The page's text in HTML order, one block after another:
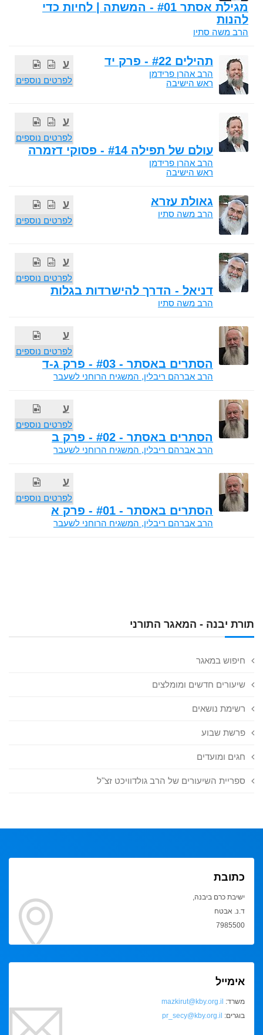
תורת יבנה - המאגר התורני
חיפוש במאגר
שיעורים חדשים ומומלצים
רשימת נושאים
פרשת שבוע
חגים ומועדים
ספריית השיעורים של הרב גולדוויכט זצ"ל
מגילת אסתר #01 - המשתה | לחיות כדי
להנות
הרב משה סתיו
ע
לפרטים נוספים
תהילים #22 - פרק יד
הרב אהרן פרידמן
ראש הישיבה
ע
לפרטים נוספים
עולם של תפילה #14 - פסוקי דזמרה
הרב אהרן פרידמן
ראש הישיבה
ע
לפרטים נוספים
גאולת עזרא
הרב משה סתיו
ע
לפרטים נוספים
דניאל - הדרך להישרדות בגלות
הרב משה סתיו
ע
לפרטים נוספים
הסתרים באסתר - #03 - פרק ג-ד
הרב אברהם ריבלין, המשגיח הרוחני לשעבר
ע
לפרטים נוספים
הסתרים באסתר - #02 - פרק ב
הרב אברהם ריבלין, המשגיח הרוחני לשעבר
ע
לפרטים נוספים
הסתרים באסתר - #01 - פרק א
הרב אברהם ריבלין, המשגיח הרוחני לשעבר
כתובת
ישיבת כרם ביבנה,
ד.נ. אבטח
7985500
אימייל
משרד: mazkirut@kby.org.il
בוגרים: pr_secy@kby.org.il